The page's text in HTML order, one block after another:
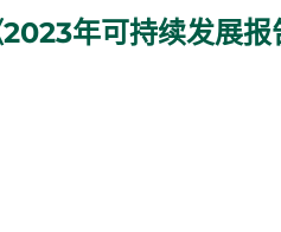
年可持续发展报